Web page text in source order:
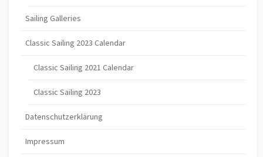
Sailing Galleries
Classic Sailing 2023 Calendar
Classic Sailing 2021 Calendar
Classic Sailing 2023
Datenschutzerklärung
Impressum